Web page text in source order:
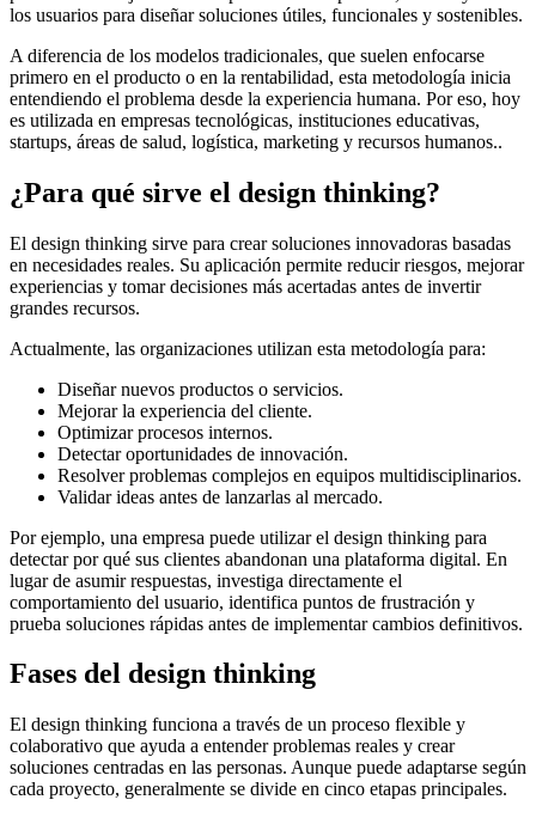
los usuarios para diseñar soluciones útiles, funcionales y sostenibles.
A diferencia de los modelos tradicionales, que suelen enfocarse
primero en el producto o en la rentabilidad, esta metodología inicia
entendiendo el problema desde la experiencia humana. Por eso, hoy
es utilizada en empresas tecnológicas, instituciones educativas,
startups, áreas de salud, logística, marketing y recursos humanos..
¿Para qué sirve el design thinking?
El design thinking sirve para crear soluciones innovadoras basadas
en necesidades reales. Su aplicación permite reducir riesgos, mejorar
experiencias y tomar decisiones más acertadas antes de invertir
grandes recursos.
Actualmente, las organizaciones utilizan esta metodología para:
Diseñar nuevos productos o servicios.
Mejorar la experiencia del cliente.
Optimizar procesos internos.
Detectar oportunidades de innovación.
Resolver problemas complejos en equipos multidisciplinarios.
Validar ideas antes de lanzarlas al mercado.
Por ejemplo, una empresa puede utilizar el design thinking para
detectar por qué sus clientes abandonan una plataforma digital. En
lugar de asumir respuestas, investiga directamente el
comportamiento del usuario, identifica puntos de frustración y
prueba soluciones rápidas antes de implementar cambios definitivos.
Fases del design thinking
El design thinking funciona a través de un proceso flexible y
colaborativo que ayuda a entender problemas reales y crear
soluciones centradas en las personas. Aunque puede adaptarse según
cada proyecto, generalmente se divide en cinco etapas principales.